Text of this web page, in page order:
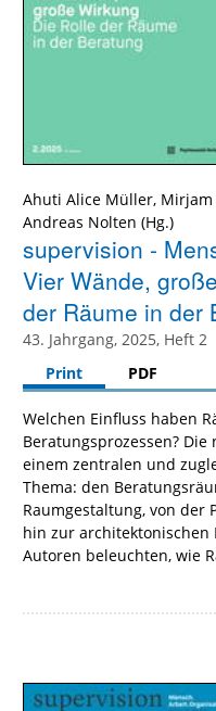
Ahuti Alice Müller, Mirjam
Andreas Nolten
supervision -
Vier Wände,
der Räume in der
43. Jahrgang, 2025, Heft 2
Print
PDF
Welchen Einfluss haben
Beratungsprozessen?
einem zentralen und
Thema: den
Raumgestaltung, von der
hin zur architektonischen
Autoren beleuchten, wie